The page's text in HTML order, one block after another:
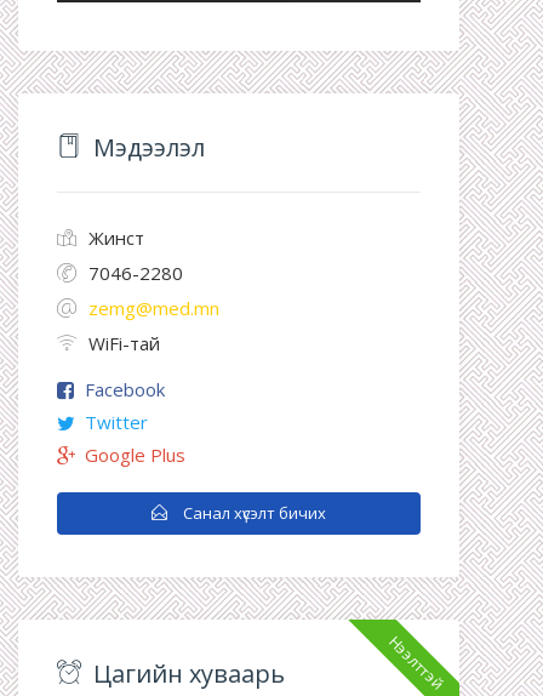
Мэдээлэл
Жинст
7046-2280
zemg@med.mn
WiFi-тай
Facebook
Twitter
Google Plus
Санал хүсэлт бичих
Нээлттэй
Цагийн хуваарь